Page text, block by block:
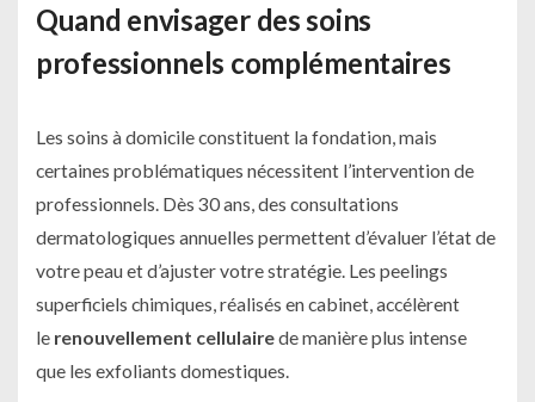
Quand envisager des soins
professionnels complémentaires
Les soins à domicile constituent la fondation, mais
certaines problématiques nécessitent l’intervention de
professionnels. Dès 30 ans, des consultations
dermatologiques annuelles permettent d’évaluer l’état de
votre peau et d’ajuster votre stratégie. Les peelings
superficiels chimiques, réalisés en cabinet, accélèrent
le renouvellement cellulairede manière plus intense
que les exfoliants domestiques.